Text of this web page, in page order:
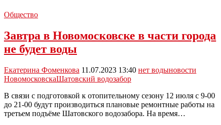
Общество
Завтра в Новомосковске в части города
не будет воды
Екатерина Фоменкова 11.07.2023 13:40 нет водыновости
НовомосковскаШатовский водозабор
В связи с подготовкой к отопительному сезону 12 июля с 9-00
до 21-00 будут производиться плановые ремонтные работы на
третьем подъёме Шатовского водозабора. На время…